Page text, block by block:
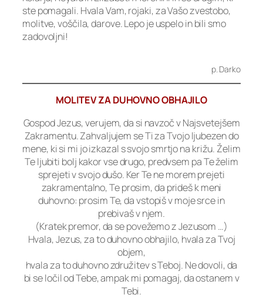
ste pomagali. Hvala Vam, rojaki, za Vašo zvestobo,
molitve, voščila, darove. Lepo je uspelo in bili smo
zadovoljni!
p. Darko
MOLITEV ZA DUHOVNO OBHAJILO
Gospod Jezus, verujem, da si navzoč v Najsvetejšem
Zakramentu. Zahvaljujem se Ti za Tvojo ljubezen do
mene, ki si mi jo izkazal s svojo smrtjo na križu. Želim
Te ljubiti bolj kakor vse drugo, predvsem pa Te želim
sprejeti v svojo dušo. Ker Te ne morem prejeti
zakramentalno, Te prosim, da prideš k meni
duhovno: prosim Te, da vstopiš v moje srce in
prebivaš v njem.
(Kratek premor, da se povežemo z Jezusom …)
Hvala, Jezus, za to duhovno obhajilo, hvala za Tvoj
objem,
hvala za to duhovno združitev s Teboj. Ne dovoli, da
bi se ločil od Tebe, ampak mi pomagaj, da ostanem v
Tebi.